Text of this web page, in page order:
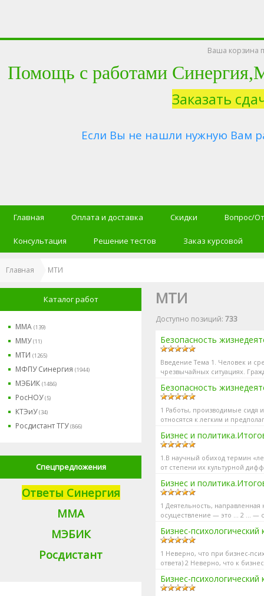
Ваша корзина
Помощь с работами
Заказать
Если Вы не нашли нужную Вам
Главная Оплата и доставка Скидки Вопрос/
Консультация Решение тестов Заказ курсовой
Главная МТИ
Каталог работ
ММА (139)
ММУ(11)
МТИ (1265)
МФПУ Синергия (1944)
МЭБИК (1486)
РосНОУ(5)
КТЭиУ(34)
Росдистант ТГУ(866)
Спецпредложения
Ответы Синергия
ММА
МЭБИК
Росдистант
МТИ
Доступно позиций: 733
Безопасность
Введение Тема 1. Человек и
чрезвычайных ситуациях.
Безопасность
1 Работы, производимые сидя
относятся к легким и
Бизнес и
1.В научный обиход термин
от степени их культурной
Бизнес и
1 Деятельность,
осуществление — это … 2 … —
Бизнес-
1 Неверно, что при бизнес-
ответа) 2 Неверно, что к
Бизнес-